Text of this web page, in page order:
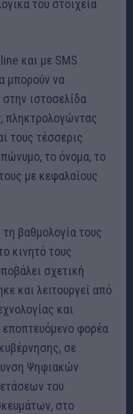
του στοιχεία
και με SMS
μπορούν να
ιστοσελίδα
τους τέσσερις
το όνομα, το
με κεφαλαίους
βαθμολογία τους
κινητό τους
σχετική
και λειτουργεί από
και
φορέα
σε
Ψηφιακών
του
στο